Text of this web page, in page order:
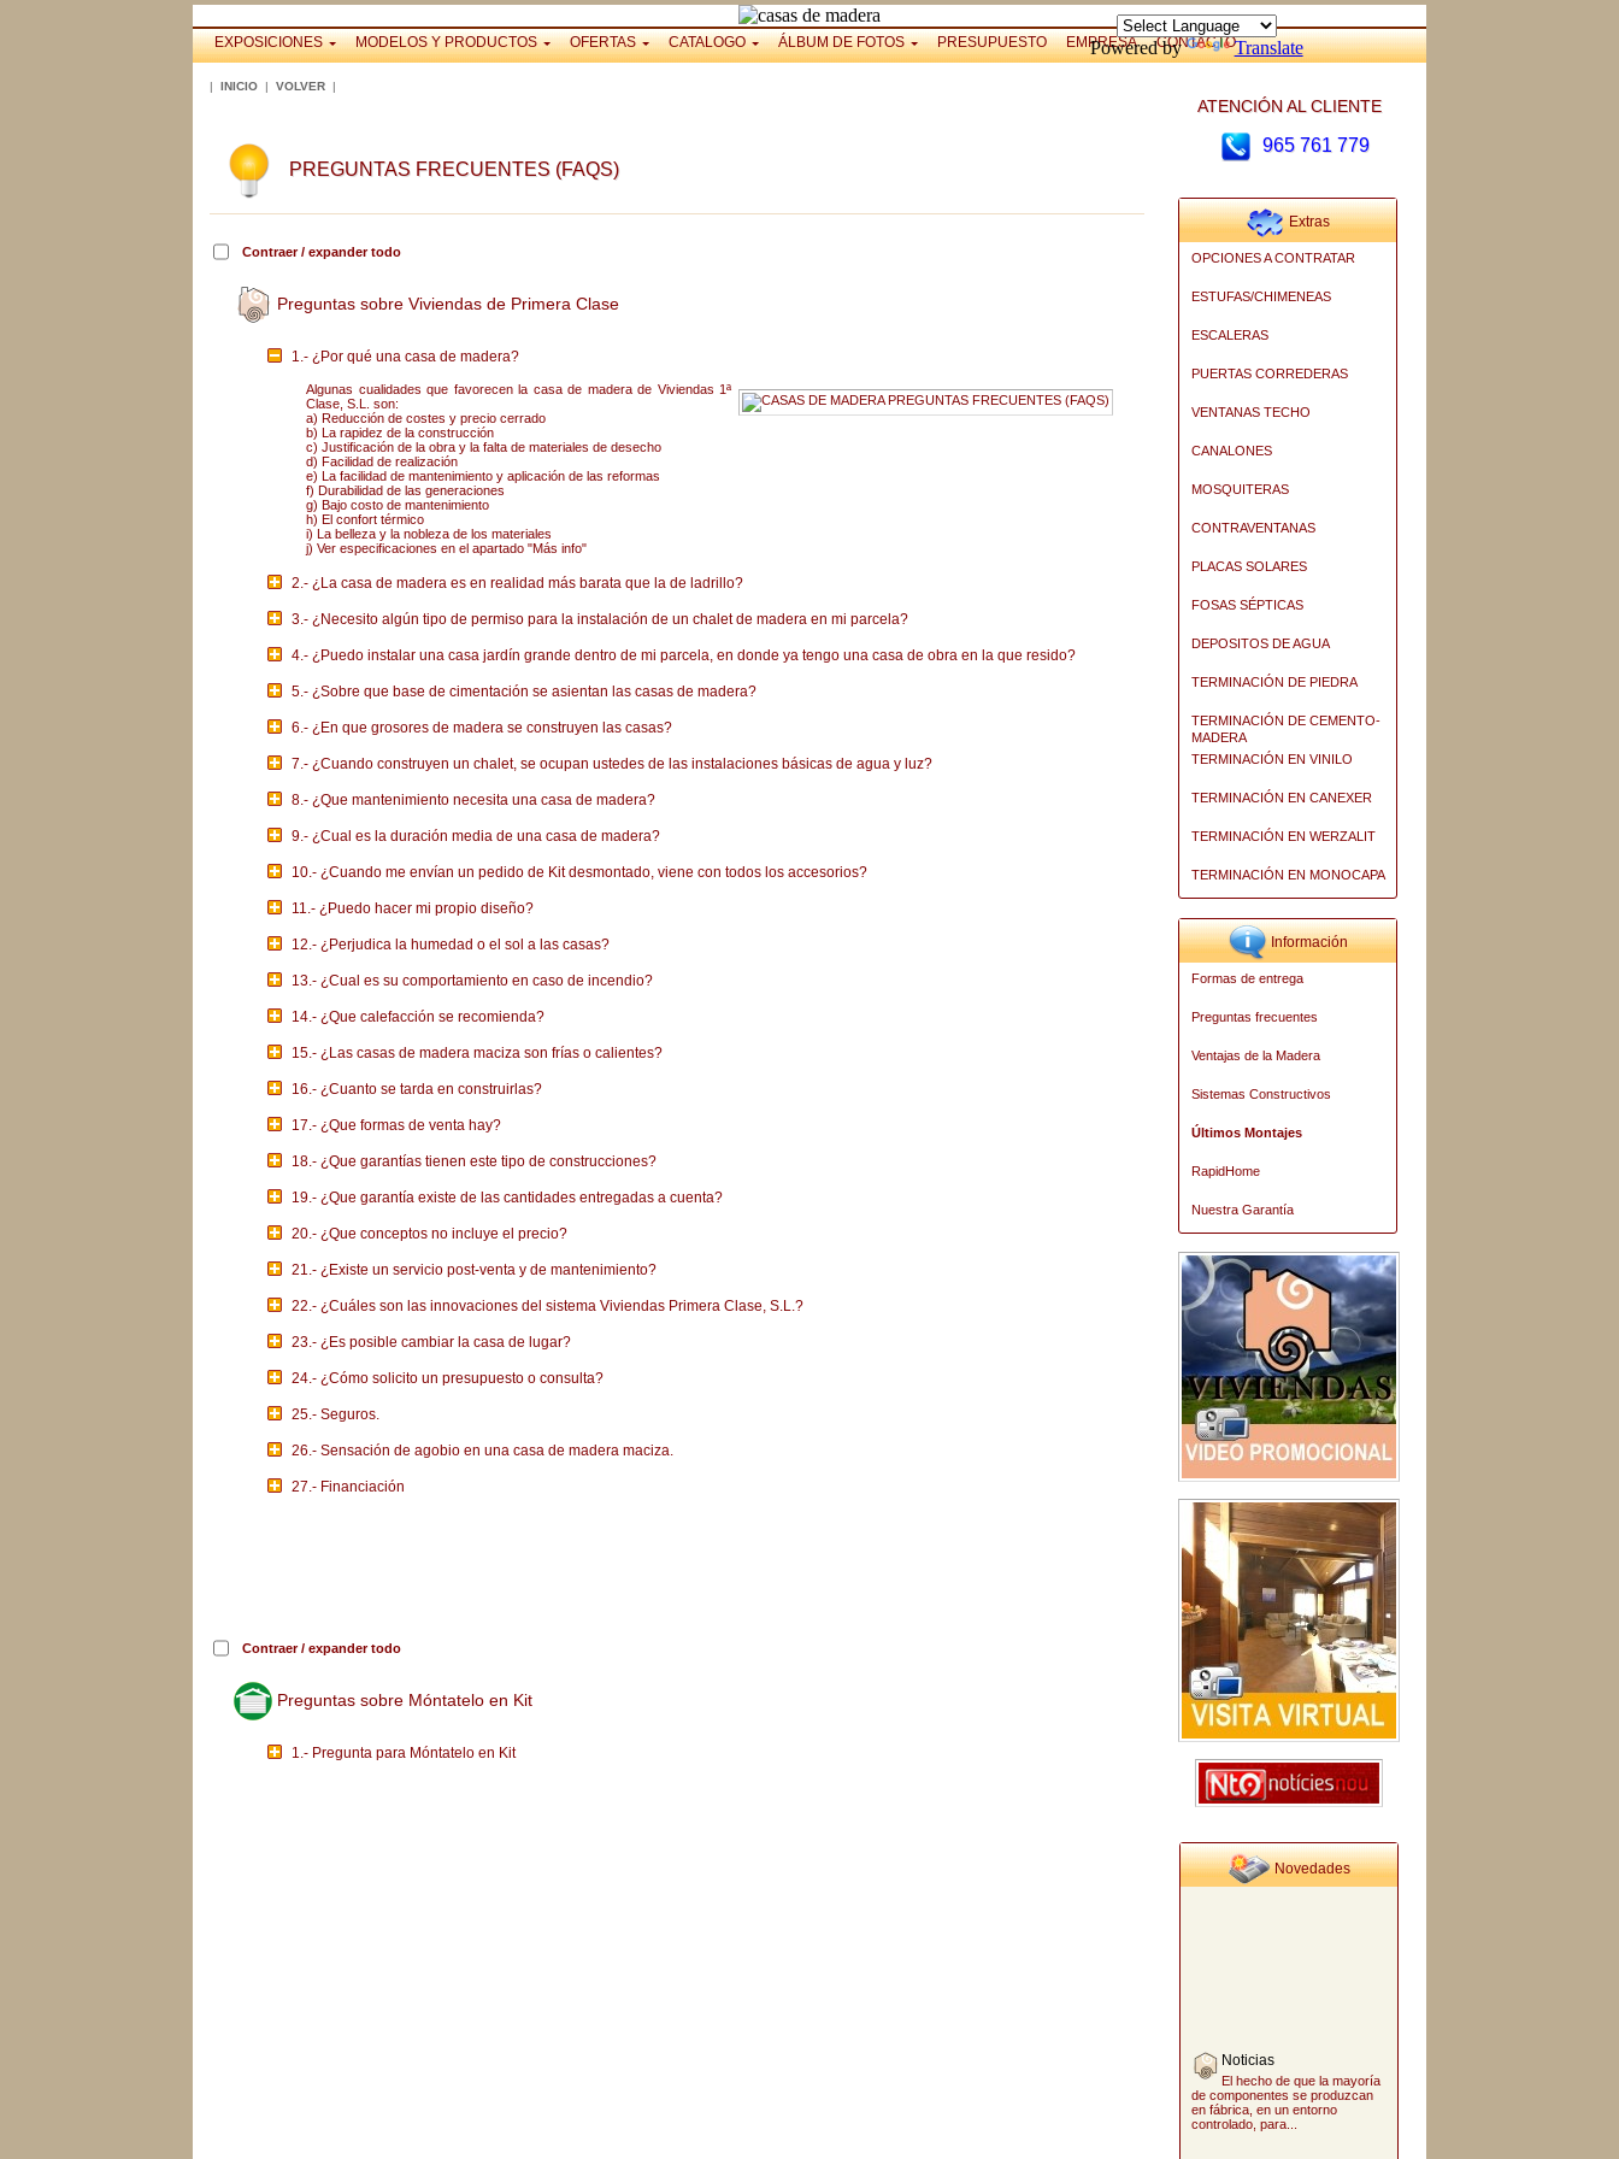
Powered by Translate
EXPOSICIONES MODELOS Y PRODUCTOS OFERTAS CATALOGO ÁLBUM DE FOTOS PRESUPUESTO EMPRESA CONTACTO
| INICIO | VOLVER |
PREGUNTAS FRECUENTES (FAQS)
Contraer / expander todo
Preguntas sobre Viviendas de Primera Clase
1.- ¿Por qué una casa de madera?
Algunas cualidades que favorecen la casa de madera de Viviendas 1ª
Clase, S.L. son:
a) Reducción de costes y precio cerrado
b) La rapidez de la construcción
c) Justificación de la obra y la falta de materiales de desecho
d) Facilidad de realización
e) La facilidad de mantenimiento y aplicación de las reformas
f) Durabilidad de las generaciones
g) Bajo costo de mantenimiento
h) El confort térmico
i) La belleza y la nobleza de los materiales
j) Ver especificaciones en el apartado "Más info"
2.- ¿La casa de madera es en realidad más barata que la de ladrillo?
3.- ¿Necesito algún tipo de permiso para la instalación de un chalet de madera en mi parcela?
4.- ¿Puedo instalar una casa jardín grande dentro de mi parcela, en donde ya tengo una casa de obra en la que resido?
5.- ¿Sobre que base de cimentación se asientan las casas de madera?
6.- ¿En que grosores de madera se construyen las casas?
7.- ¿Cuando construyen un chalet, se ocupan ustedes de las instalaciones básicas de agua y luz?
8.- ¿Que mantenimiento necesita una casa de madera?
9.- ¿Cual es la duración media de una casa de madera?
10.- ¿Cuando me envían un pedido de Kit desmontado, viene con todos los accesorios?
11.- ¿Puedo hacer mi propio diseño?
12.- ¿Perjudica la humedad o el sol a las casas?
13.- ¿Cual es su comportamiento en caso de incendio?
14.- ¿Que calefacción se recomienda?
15.- ¿Las casas de madera maciza son frías o calientes?
16.- ¿Cuanto se tarda en construirlas?
17.- ¿Que formas de venta hay?
18.- ¿Que garantías tienen este tipo de construcciones?
19.- ¿Que garantía existe de las cantidades entregadas a cuenta?
20.- ¿Que conceptos no incluye el precio?
21.- ¿Existe un servicio post-venta y de mantenimiento?
22.- ¿Cuáles son las innovaciones del sistema Viviendas Primera Clase, S.L.?
23.- ¿Es posible cambiar la casa de lugar?
24.- ¿Cómo solicito un presupuesto o consulta?
25.- Seguros.
26.- Sensación de agobio en una casa de madera maciza.
27.- Financiación
Contraer / expander todo
Preguntas sobre Móntatelo en Kit
1.- Pregunta para Móntatelo en Kit
ATENCIÓN AL CLIENTE
965 761 779
Extras
OPCIONES A CONTRATAR
ESTUFAS/CHIMENEAS
ESCALERAS
PUERTAS CORREDERAS
VENTANAS TECHO
CANALONES
MOSQUITERAS
CONTRAVENTANAS
PLACAS SOLARES
FOSAS SÉPTICAS
DEPOSITOS DE AGUA
TERMINACIÓN DE PIEDRA
TERMINACIÓN DE CEMENTO-
MADERA
TERMINACIÓN EN VINILO
TERMINACIÓN EN CANEXER
TERMINACIÓN EN WERZALIT
TERMINACIÓN EN MONOCAPA
Información
Formas de entrega
Preguntas frecuentes
Ventajas de la Madera
Sistemas Constructivos
Últimos Montajes
RapidHome
Nuestra Garantía
Novedades
El edificio de madera
más alto del mundo
La estructura diseñada por
los arquitectos Andrew
Waugh y Anthony Thistleton,